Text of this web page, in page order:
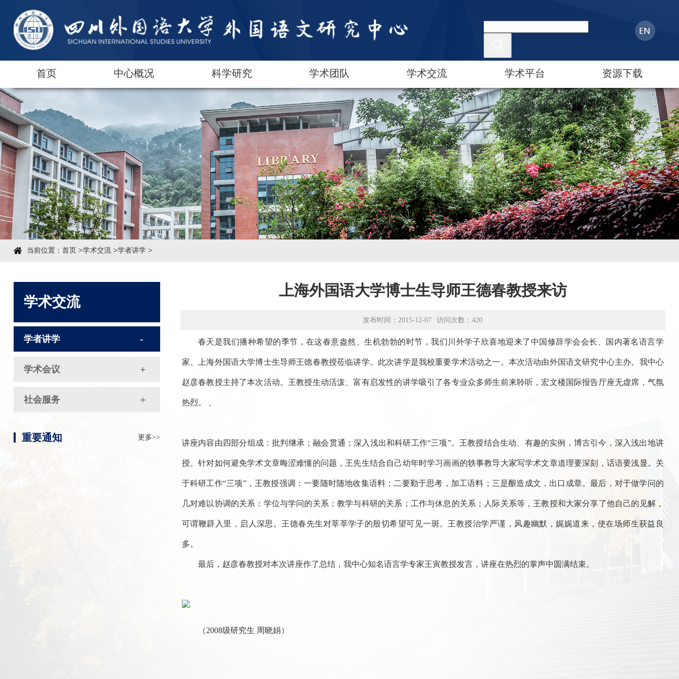
首页 中心概况 科学研究 学术团队 学术交流 学术平台 资源下载
当前位置： 首页>学术交流>学者讲学>
学术交流
学者讲学
学术会议
社会服务
重要通知 更多>>
上海外国语大学博士生导师王德春教授来访
发布时间：2015-12-07 访问次数：420
春天是我们播种希望的季节，在这春意盎然、生机勃勃的时节，我们川外学子欣喜地迎来了中国修辞学会会长、国内著名语言学
家、上海外国语大学博士生导师王德春教授莅临讲学。此次讲学是我校重要学术活动之一。本次活动由外国语文研究中心主办。我中心
赵彦春教授主持了本次活动。王教授生动活泼、富有启发性的讲学吸引了各专业众多师生前来聆听，宏文楼国际报告厅座无虚席，气氛
热烈。 、
讲座内容由四部分组成：批判继承；融会贯通；深入浅出和科研工作“三项”。王教授结合生动、有趣的实例，博古引今，深入浅出地讲
授。针对如何避免学术文章晦涩难懂的问题，王先生结合自己幼年时学习画画的轶事教导大家写学术文章道理要深刻，话语要浅显。关
于科研工作“三项”，王教授强调：一要随时随地收集语料；二要勤于思考，加工语料；三是酿造成文，出口成章。最后，对于做学问的
几对难以协调的关系：学位与学问的关系；教学与科研的关系；工作与休息的关系；人际关系等，王教授和大家分享了他自己的见解，
可谓鞭辟入里，启人深思。王德春先生对莘莘学子的殷切希望可见一斑。王教授治学严谨，风趣幽默，娓娓道来，使在场师生获益良
多。
最后，赵彦春教授对本次讲座作了总结，我中心知名语言学专家王寅教授发言，讲座在热烈的掌声中圆满结束。
（2008级研究生 周晓娟）